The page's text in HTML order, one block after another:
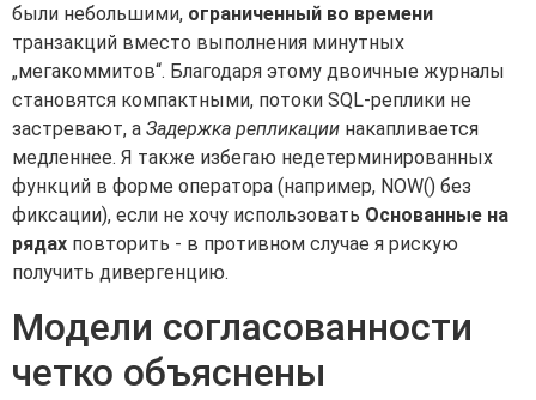
были небольшими, ограниченный во времени
транзакций вместо выполнения минутных
„мегакоммитов“. Благодаря этому двоичные журналы
становятся компактными, потоки SQL-реплики не
застревают, а Задержка репликации накапливается
медленнее. Я также избегаю недетерминированных
функций в форме оператора (например, NOW() без
фиксации), если не хочу использовать Основанные на
рядах повторить - в противном случае я рискую
получить дивергенцию.
Модели согласованности
четко объяснены